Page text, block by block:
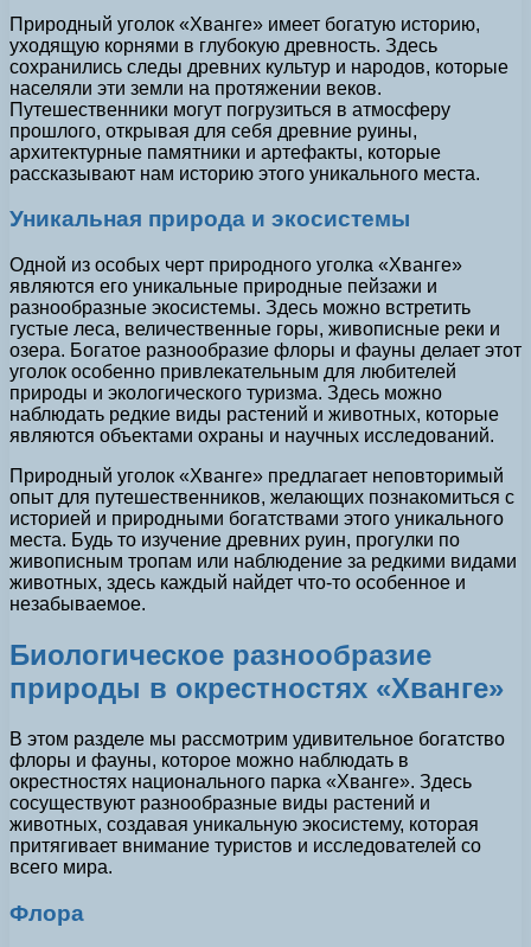
Природный уголок «Хванге» имеет богатую историю,
уходящую корнями в глубокую древность. Здесь
сохранились следы древних культур и народов, которые
населяли эти земли на протяжении веков.
Путешественники могут погрузиться в атмосферу
прошлого, открывая для себя древние руины,
архитектурные памятники и артефакты, которые
рассказывают нам историю этого уникального места.
Уникальная природа и экосистемы
Одной из особых черт природного уголка «Хванге»
являются его уникальные природные пейзажи и
разнообразные экосистемы. Здесь можно встретить
густые леса, величественные горы, живописные реки и
озера. Богатое разнообразие флоры и фауны делает этот
уголок особенно привлекательным для любителей
природы и экологического туризма. Здесь можно
наблюдать редкие виды растений и животных, которые
являются объектами охраны и научных исследований.
Природный уголок «Хванге» предлагает неповторимый
опыт для путешественников, желающих познакомиться с
историей и природными богатствами этого уникального
места. Будь то изучение древних руин, прогулки по
живописным тропам или наблюдение за редкими видами
животных, здесь каждый найдет что-то особенное и
незабываемое.
Биологическое разнообразие
природы в окрестностях «Хванге»
В этом разделе мы рассмотрим удивительное богатство
флоры и фауны, которое можно наблюдать в
окрестностях национального парка «Хванге». Здесь
сосуществуют разнообразные виды растений и
животных, создавая уникальную экосистему, которая
притягивает внимание туристов и исследователей со
всего мира.
Флора